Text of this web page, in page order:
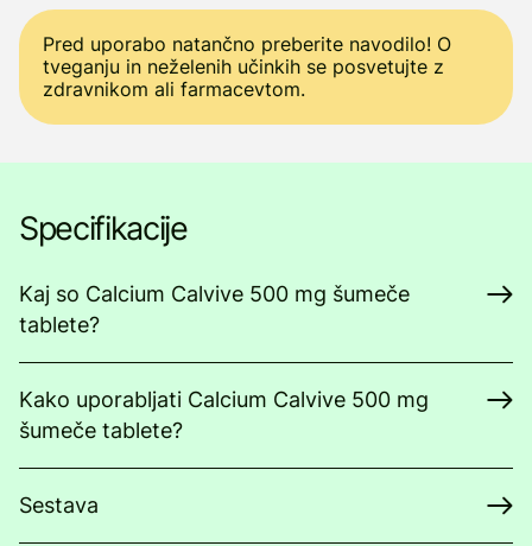
Pred uporabo natančno preberite navodilo! O
tveganju in neželenih učinkih se posvetujte z
zdravnikom ali farmacevtom.
Specifikacije
Kaj so Calcium Calvive 500 mg šumeče
tablete?
Kako uporabljati Calcium Calvive 500 mg
šumeče tablete?
Sestava